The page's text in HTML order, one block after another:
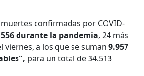
confirmadas por COVID-
durante la pandemia, 24 más
viernes, a los que se suman9.957
para un total de 34.513